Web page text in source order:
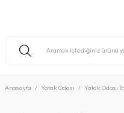
Anasayfa Yatak Odası Yatak Odası